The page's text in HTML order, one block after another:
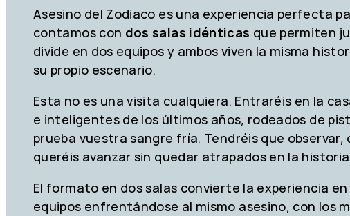
Asesino del Zodiaco es una experiencia perfecta
contamos con dos salas idénticas que permiten
divide en dos equipos y ambos viven la misma
su propio escenario.
Esta no es una visita cualquiera. Entraréis en la
e inteligentes de los últimos años, rodeados de
prueba vuestra sangre fría. Tendréis que
queréis avanzar sin quedar atrapados en la
El formato en dos salas convierte la experiencia
equipos enfrentándose al mismo asesino, con los